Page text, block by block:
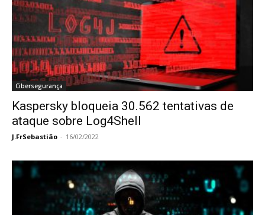
Cibersegurança
Kaspersky bloqueia 30.562 tentativas de
ataque sobre Log4Shell
J.FrSebastião - 16/02/2022